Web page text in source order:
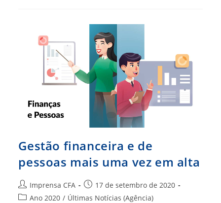
Trabalho
Fiscalização
E
OAB-
DF
Gestão financeira e de
pessoas mais uma vez em alta
Autor
do
Imprensa CFA
Post
publicado:
17 de setembro de 2020
Categoria
Ano 2020 / Últimas Notícias (Agência)